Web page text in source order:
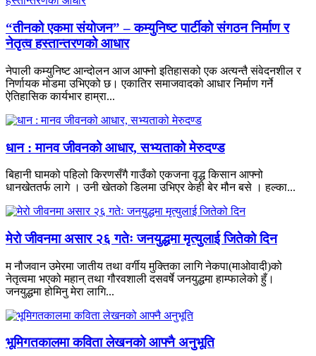
“तीनको एकमा संयोजन” – कम्युनिष्ट पार्टीको संगठन निर्माण र
नेतृत्व हस्तान्तरणको आधार
नेपाली कम्युनिष्ट आन्दोलन आज आफ्नो इतिहासको एक अत्यन्तै संवेदनशील र
निर्णायक मोडमा उभिएको छ। एकातिर समाजवादको आधार निर्माण गर्ने
ऐतिहासिक कार्यभार हाम्रा...
धान : मानव जीवनको आधार, सभ्यताको मेरुदण्ड
बिहानी घामको पहिलो किरणसँगै गाउँको एकजना वृद्ध किसान आफ्नो
धानखेततर्फ लागे । उनी खेतको डिलमा उभिएर केही बेर मौन बसे । हल्का...
मेरो जीवनमा असार २६ गतेः जनयुद्धमा मृत्युलाई जितेको दिन
म नौजवान उमेरमा जातीय तथा वर्गीय मुक्तिका लागि नेकपा(माओवादी)को
नेतृत्वमा भएको महान् तथा गौरवशाली दसवर्षे जनयुद्धमा हाम्फालेको हुँ।
जनयुद्धमा होमिनु मेरा लागि...
भूमिगतकालमा कविता लेखनको आफ्नै अनुभूति